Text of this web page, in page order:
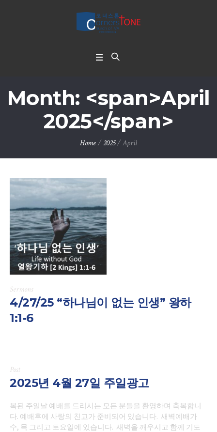
Month: <span>April
2025</span>
Home/2025/April
Sermons
4/27/25 “하나님이 없는 인생” 왕하
1:1-6
Post
2025년 4월 27일 주일광고
복된 주일날 예배를 드리시는 모든 분들을 환영하며 축복합니
다. 예배후에 사랑의 친교가 준비되어 있습니다. 새벽예배가
수, 목 그리고 토요일에 있습니다. 새벽을 깨우시고 함께 기도